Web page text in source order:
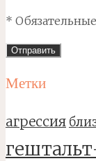
*
Метки
агрессия